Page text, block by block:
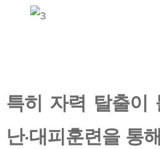
특히 자력 탈출이
난·대피훈련을 통